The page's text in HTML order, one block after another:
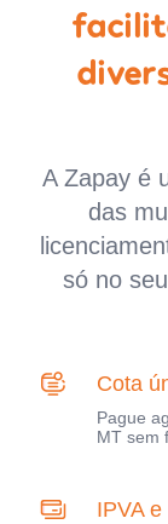
A Zapay é
das
só no
Cota
Pague
MT sem
IPVA